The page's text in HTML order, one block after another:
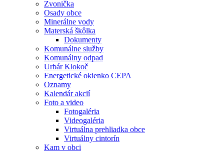
Zvonička
Osady obce
Minerálne vody
Materská škôlka
Dokumenty
Komunálne služby
Komunálny odpad
Urbár Klokoč
Energetické okienko CEPA
Oznamy
Kalendár akcií
Foto a video
Fotogaléria
Videogaléria
Virtuálna prehliadka obce
Virtuálny cintorín
Kam v obci